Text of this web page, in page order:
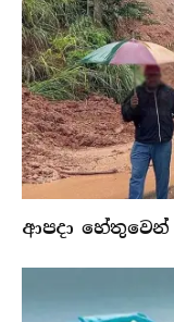
ආපදා හේතුවෙන්